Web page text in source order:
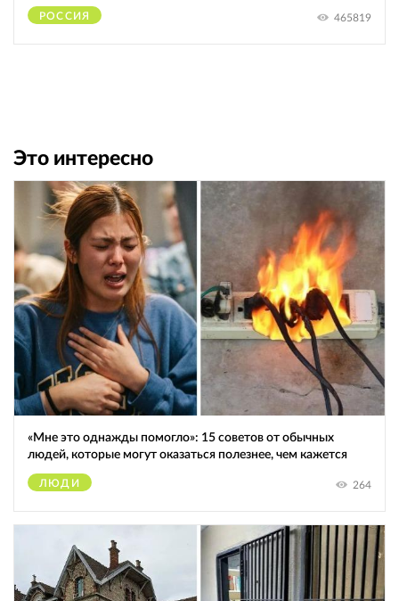
РОССИЯ 465819
Это интересно
«Мне это однажды помогло»: 15 советов от обычных
людей, которые могут оказаться полезнее, чем кажется
ЛЮДИ 264